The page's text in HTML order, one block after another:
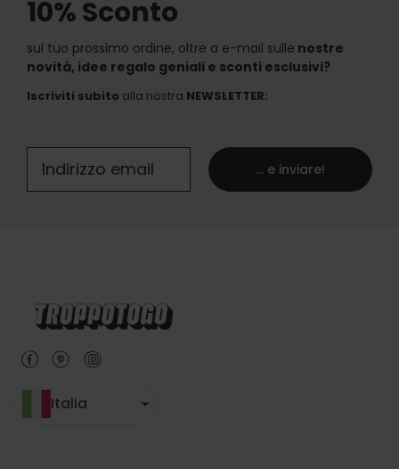
10% Sconto
sul tuo prossimo ordine, oltre a e-mail sulle nostre
novità, idee regalo geniali e sconti esclusivi?
Iscriviti subito alla nostra NEWSLETTER:
... e inviare!
Italia